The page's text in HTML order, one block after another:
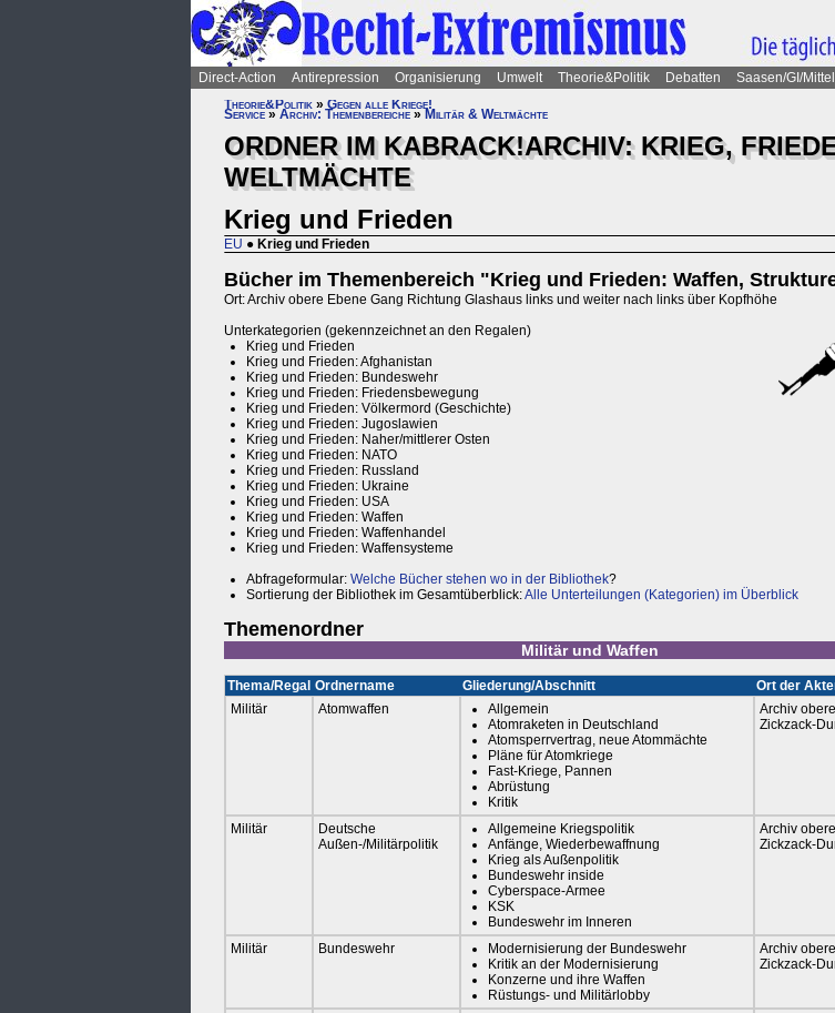
Direct-Action Antirepression Organisierung Umwelt Theorie&Politik Debatten Saasen/GI/
Theorie&Politik » Gegen alle Kriege!
Service » Archiv: Themenbereiche » Militär & Weltmächte
ORDNER IM KABRACK!ARCHIV: KRIEG,
WELTMÄCHTE
Krieg und Frieden
EU ● Krieg und Frieden
Bücher im Themenbereich "Krieg und Frieden: Waffen,
Ort: Archiv obere Ebene Gang Richtung Glashaus links und weiter nach links über Kopfhöhe
Unterkategorien (gekennzeichnet an den Regalen)
Krieg und Frieden
Krieg und Frieden: Afghanistan
Krieg und Frieden: Bundeswehr
Krieg und Frieden: Friedensbewegung
Krieg und Frieden: Völkermord (Geschichte)
Krieg und Frieden: Jugoslawien
Krieg und Frieden: Naher/mittlerer Osten
Krieg und Frieden: NATO
Krieg und Frieden: Russland
Krieg und Frieden: Ukraine
Krieg und Frieden: USA
Krieg und Frieden: Waffen
Krieg und Frieden: Waffenhandel
Krieg und Frieden: Waffensysteme
Abfrageformular: Welche Bücher stehen wo in der Bibliothek?
Sortierung der Bibliothek im Gesamtüberblick:Alle Unterteilungen (Kategorien) im Überblick
Themenordner
Militär und Waffen
Thema/Regal Ordnername Gliederung/Abschnitt
Ort der
Militär
Atomwaffen
Allgemein
Atomraketen in Deutschland
Atomsperrvertrag, neue Atommächte
Pläne für Atomkriege
Fast-Kriege, Pannen
Abrüstung
Kritik
Archiv
Zickzack-
Militär
Deutsche
Außen-/Militärpolitik
Allgemeine Kriegspolitik
Anfänge, Wiederbewaffnung
Krieg als Außenpolitik
Bundeswehr inside
Cyberspace-Armee
KSK
Bundeswehr im Inneren
Archiv
Zickzack-
Militär Bundeswehr
Modernisierung der Bundeswehr
Kritik an der Modernisierung
Konzerne und ihre Waffen
Rüstungs- und Militärlobby
Archiv
Zickzack-